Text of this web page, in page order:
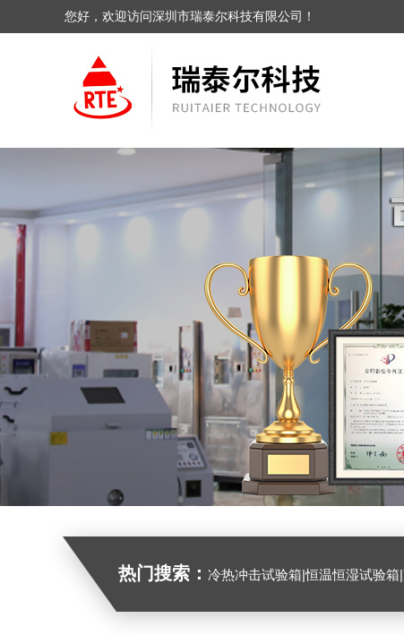
您好，欢迎访问深圳市瑞泰尔科技有限公司！
热门搜索： 冷热冲击试验箱|恒温恒湿试验箱|高低温试验箱|高低温交变试验箱|盐雾机|紫外线试验机|淋